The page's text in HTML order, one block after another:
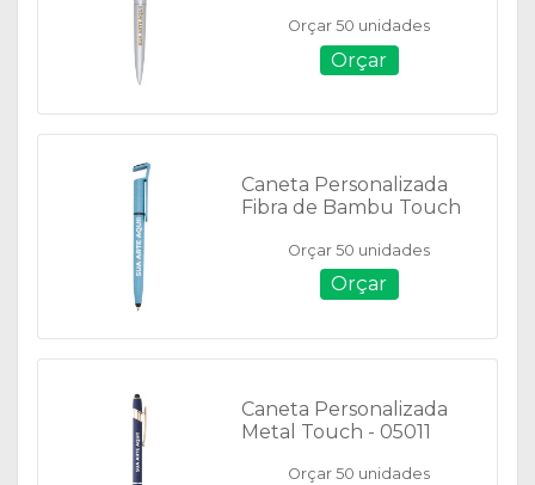
Orçar 50 unidades
Orçar
Caneta Personalizada
Fibra de Bambu Touch
Orçar 50 unidades
Orçar
Caneta Personalizada
Metal Touch - 05011
Orçar 50 unidades